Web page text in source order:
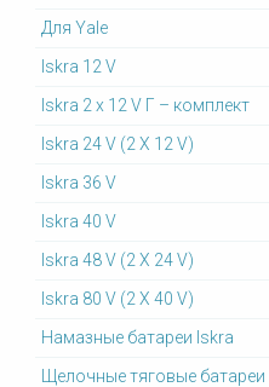
Для Yale
Iskra 12 V
Iskra 2 x 12 V Г – комплект
Iskra 24 V (2 X 12 V)
Iskra 36 V
Iskra 40 V
Iskra 48 V (2 X 24 V)
Iskra 80 V (2 X 40 V)
Намазные батареи Iskra
Щелочные тяговые батареи